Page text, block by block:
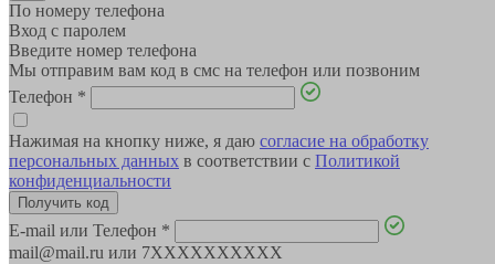
По номеру телефона
Вход с паролем
Введите номер телефона
Мы отправим вам код в смс на телефон или позвоним
Телефон *
Нажимая на кнопку ниже, я даю согласие на обработку
персональных данных в соответствии с Политикой
конфиденциальности
E-mail или Телефон *
mail@mail.ru или 7XXXXXXXXXX